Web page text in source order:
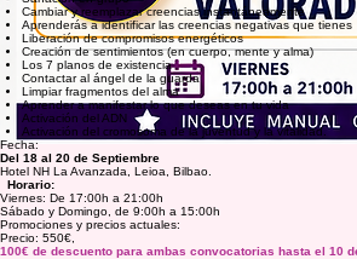
Cambiar y reemplazar creencias instantáneamente
Aprenderás a identificar las creencias negativas que tienes
Liberación de compromisos energéticos
Creación de sentimientos (en cuerpo, mente y alma)
Los 7 planos de existencia
Contactar al ángel de la guarda
Limpiar fragmentos del alma
Aprender a manifestar lo que deseas en tu vida
Activación del ADN
Activación del cromosoma de la juventud y la vitalidad.
Fecha:
Del 18 al 20 de Septiembre
Hotel NH La Avanzada, Leioa, Bilbao.
Horario:
Viernes: De 17:00h a 21:00h
Sábado y Domingo, de 9:00h a 15:00h
Promociones y precios actuales:
Precio: 550€,
100€ de descuento para ambas convocatorias hasta el 10